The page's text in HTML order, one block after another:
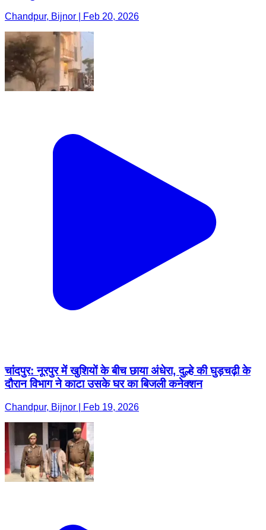
Chandpur, Bijnor | Feb 20, 2026
चांदपुर: नूरपुर में खुशियों के बीच छाया अंधेरा, दुल्हे की घुड़चढ़ी के
दौरान विभाग ने काटा उसके घर का बिजली कनेक्शन
Chandpur, Bijnor | Feb 19, 2026